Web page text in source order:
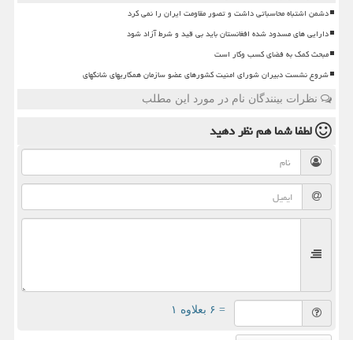
دشمن اشتباه محاسباتی داشت و تصور مقاومت ایران را نمی کرد
دارایی های مسدود شده افغانستان باید بی قید و شرط آزاد شود
مبحث کمک به فضای کسب وکار است
شروع نشست دبیران شورای امنیت کشورهای عضو سازمان همکاریهای شانگهای
نظرات بینندگان نام در مورد این مطلب
لطفا شما همنظر دهید
= ۶ بعلاوه ۱